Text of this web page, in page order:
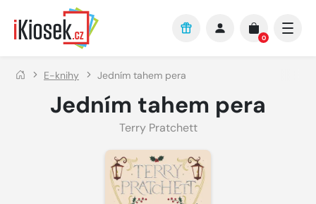
Přejít na hlavní obsah
0
E-knihy Jedním tahem pera
Jedním tahem pera
Terry Pratchett